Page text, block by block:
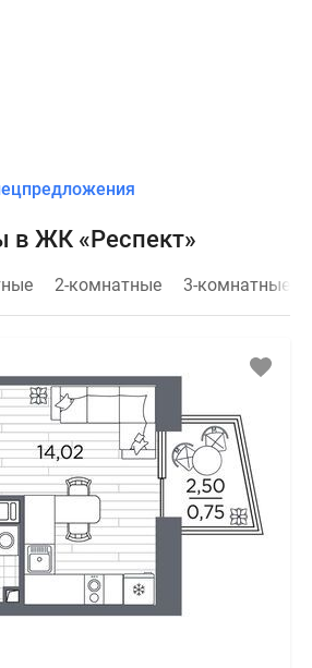
в ЖК «Респект»
2-комнатные 3-комнатные